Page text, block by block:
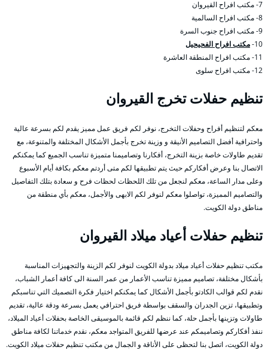
7- مكتب افراح القيروان
8- مكتب افراح السالمية
9- مكتب افراح جنوب السرة
10- مكتب افراح الفحيحيل
11- مكتب افراح المنطقة العاشرة
12- مكتب افراح سلوى
تنظيم حفلات تخرج القيروان
معكم لتنظيم أفراح وحفلات التخرج، نوفر لكم فريق عمل مميز يقدم لكم بسرعة عالية
واحترافية أفضل التصاميم الأنيقة و وزينة تخرج بأجمل الأشكال المختلفة والمتنوعة، مع
تقديم طاولات خاصة بزينة التخرج، أفكارنا وتصاميمنا متميزة تناسب الجميع كما يمكنكم
الاتصال بنا وعرض أفكاركم حيث يتم تطبيقها لكم متى أردتم معكم بكافة أيام الأسبوع
وعلى مدار الساعة، معكم لنجعل من تلك اللحظات لحظات فرح و سعادة بتلك التفاصيل
والتصاميم المميزة، تواصلوا معكم لنوفر لكم الابهى والأجمل، معكم بأي منطقة من
مناطق دولة الكويت.
تنظيم حفلات أعياد ميلاد القيروان
مكتب تنظيم حفلات أعياد ميلاد بدولة الكويت لنوفر لكم الزينة والتجهيزات المناسبة
بأشكال مختلفة، تصاميم مميزة تناسب الأعمار من عمر السنة الى كافة أعمار الشباب،
نقدم لكم قوالب الكادتو بأجمل الأشكال كما يمكنكم اختيار فكرة التصميك التي تناسبكم
وتطبيقها، تزين الجدران والسقف بواسطة فريق احترافي يعمل بسرعة ودقة عالية، تقديم
طاولات وتزينها بأجمل حلة، كما ننظم لكم قائمة بالموسيقى الخاصة بحفلات أعياد الميلاد،
ننفذ أفكاركم وتصاميمكم عند عرضها للفريق المتواجد معكم، نقدم خدماتنا لكافة مناطق
دولة الكويت، اتصل بنا لتحظى على الأناقة و الجمال من مكتب تنظيم حفلات ميلاد الكويت.